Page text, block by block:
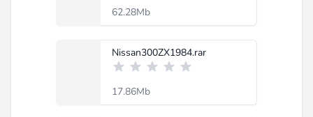
62.28Mb
Nissan300ZX1984.rar
17.86Mb